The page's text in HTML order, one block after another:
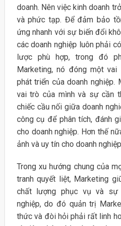
doanh. Nên việc kinh doanh
và phức tạp. Để đảm bảo
ứng nhanh với sự biến đổi
các doanh nghiệp luôn phải
lược phù hợp, trong đó
Marketing, nó đóng một
phát triển của doanh nghiệp.
vai trò của mình và sự cần
chiếc cầu nối giữa doanh
công cụ để phân tích, đánh
cho doanh nghiệp. Hơn thế
ảnh và uy tín cho doanh
Trong xu hướng chung của
tranh quyết liệt, Marketing
chất lượng phục vụ và sự
nghiệp, do đó quản trị
thức và đòi hỏi phải rất linh